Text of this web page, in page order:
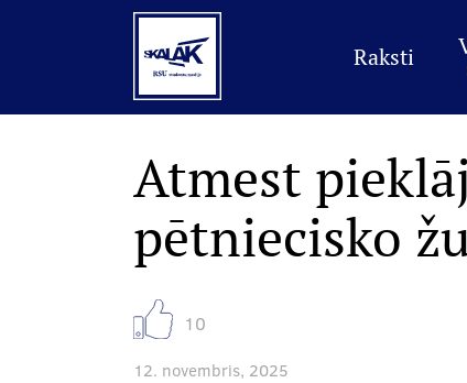
Main
Raksti
Atmest
pētniecisko
10
12. novembris, 2025